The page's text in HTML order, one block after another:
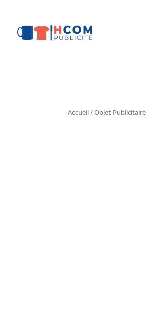
Accueil/Objet Publicitaire